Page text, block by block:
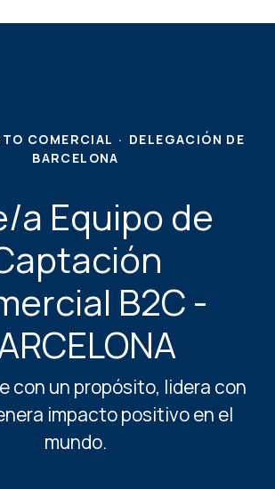
COMERCIAL · DELEGACIÓN DE
BARCELONA
a Equipo de
B2C -
con un propósito, lidera con
impacto positivo en el
mundo.